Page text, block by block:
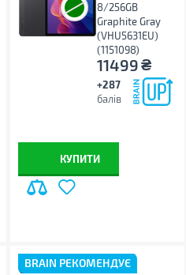
8/256GB
Graphite Gray
(VHU5631EU)
(1151098)
11499₴
+287
балів
КУПИТИ
BRAIN РЕКОМЕНДУЄ